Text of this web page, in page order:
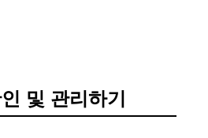
및 관리하기